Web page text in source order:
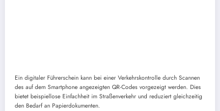
Ein digitaler Führerschein kann bei einer Verkehrskontrolle durch Scannen
des auf dem Smartphone angezeigten QR-Codes vorgezeigt werden. Dies
bietet beispiellose Einfachheit im Straßenverkehr und reduziert gleichzeitig
den Bedarf an Papierdokumenten.